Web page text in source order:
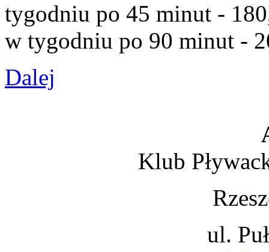
tygodniu po 45 minut -
w tygodniu po 90 minut -
Dalej
Klub
ul.